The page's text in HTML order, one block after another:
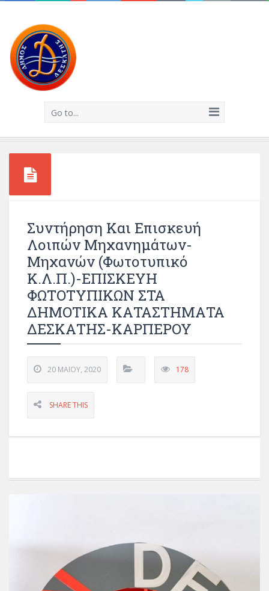
Go to...
Συντήρηση Και Επισκευή
Λοιπών Μηχανημάτων-
Μηχανών (φωτοτυπικό
Κ.λ.π.)-ΕΠΙΣΚΕΥΗ
ΦΩΤΟΤΥΠΙΚΩΝ ΣΤΑ
ΔΗΜΟΤΙΚΑ ΚΑΤΑΣΤΗΜΑΤΑ
ΔΕΣΚΑΤΗΣ-ΚΑΡΠΕΡΟΥ
20 ΜΑΪ́ΟΥ, 2020 178
SHARE THIS